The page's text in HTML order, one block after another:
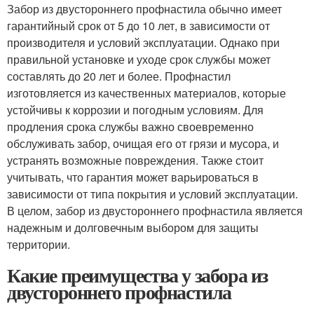
Забор из двустороннего профнастила обычно имеет
гарантийный срок от 5 до 10 лет, в зависимости от
производителя и условий эксплуатации. Однако при
правильной установке и уходе срок службы может
составлять до 20 лет и более. Профнастил
изготовляется из качественных материалов, которые
устойчивы к коррозии и погодным условиям. Для
продления срока службы важно своевременно
обслуживать забор, очищая его от грязи и мусора, и
устранять возможные повреждения. Также стоит
учитывать, что гарантия может варьироваться в
зависимости от типа покрытия и условий эксплуатации.
В целом, забор из двустороннего профнастила является
надежным и долговечным выбором для защиты
территории.
Какие преимущества у забора из
двустороннего профнастила